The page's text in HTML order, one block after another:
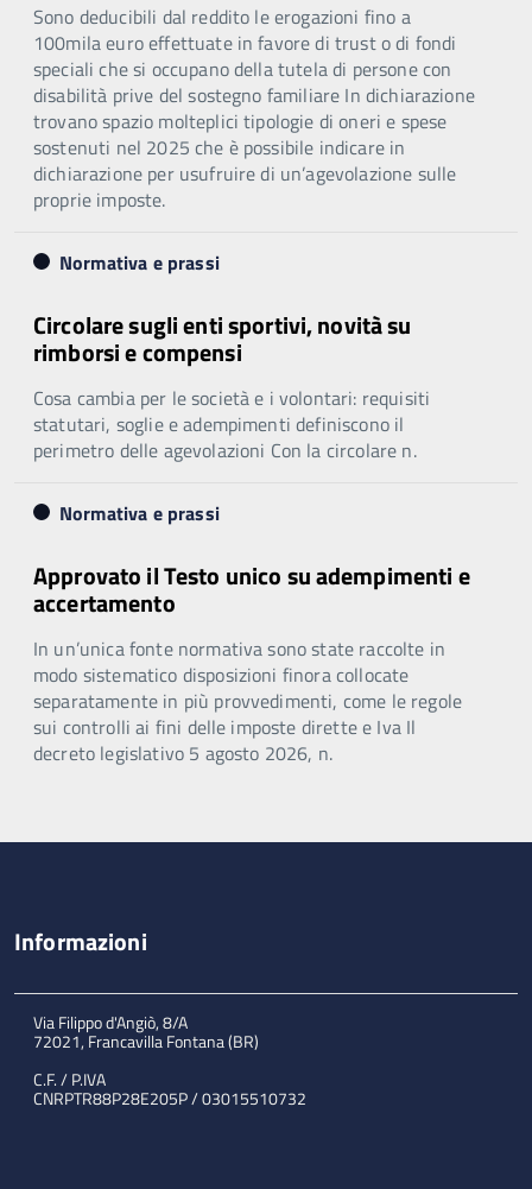
Sono deducibili dal reddito le erogazioni fino a
100mila euro effettuate in favore di trust o di fondi
speciali che si occupano della tutela di persone con
disabilità prive del sostegno familiare In dichiarazione
trovano spazio molteplici tipologie di oneri e spese
sostenuti nel 2025 che è possibile indicare in
dichiarazione per usufruire di un’agevolazione sulle
proprie imposte.
Normativa e prassi
Circolare sugli enti sportivi, novità su
rimborsi e compensi
Cosa cambia per le società e i volontari: requisiti
statutari, soglie e adempimenti definiscono il
perimetro delle agevolazioni Con la circolare n.
Normativa e prassi
Approvato il Testo unico su adempimenti e
accertamento
In un’unica fonte normativa sono state raccolte in
modo sistematico disposizioni finora collocate
separatamente in più provvedimenti, come le regole
sui controlli ai fini delle imposte dirette e Iva Il
decreto legislativo 5 agosto 2026, n.
Informazioni
Via Filippo d'Angiò, 8/A
72021, Francavilla Fontana (BR)
C.F. / P.IVA
CNRPTR88P28E205P / 03015510732